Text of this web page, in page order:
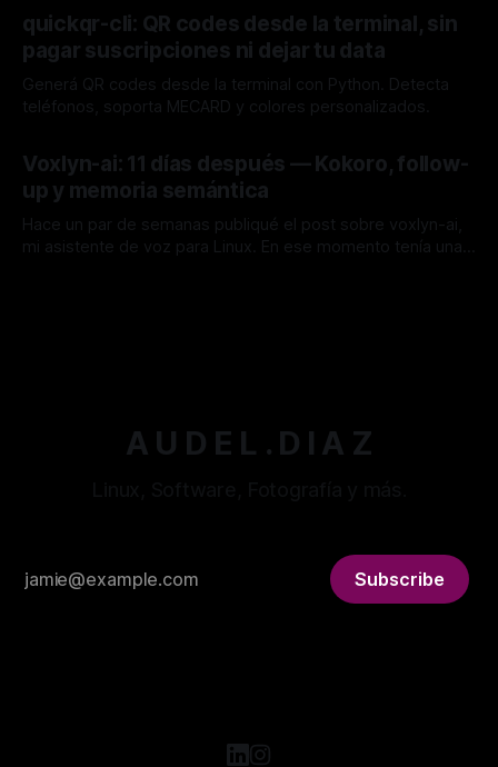
hora del café. Y lo entiendo: ver lo que hacen modelos
como Claude, GPT o Gemini hoy puede ser impresionante,
quickqr-cli: QR codes desde la terminal, sin
pagar suscripciones ni dejar tu data
Generá QR codes desde la terminal con Python. Detecta
teléfonos, soporta MECARD y colores personalizados.
Voxlyn-ai: 11 días después — Kokoro, follow-
up y memoria semántica
Hace un par de semanas publiqué el post sobre voxlyn-ai,
mi asistente de voz para Linux. En ese momento tenía una
A U D E L . D I A Z
Subscribe